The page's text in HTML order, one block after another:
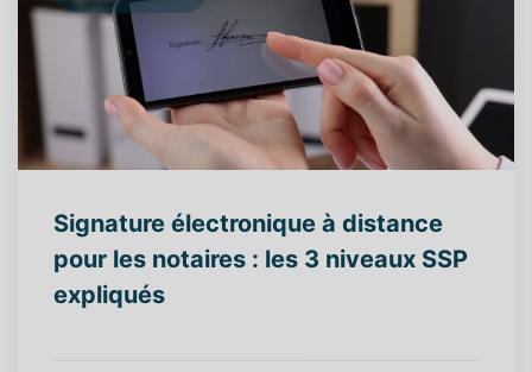
Signature électronique à distance
pour les notaires : les 3 niveaux SSP
expliqués